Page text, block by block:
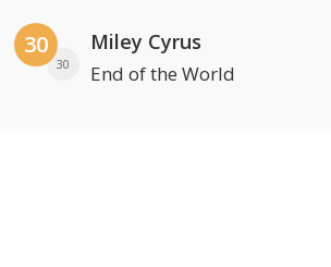
30
30
Miley Cyrus
End of the World